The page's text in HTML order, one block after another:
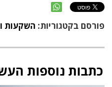
פורסם בקטגוריות: השקעות
כתבות נוספות